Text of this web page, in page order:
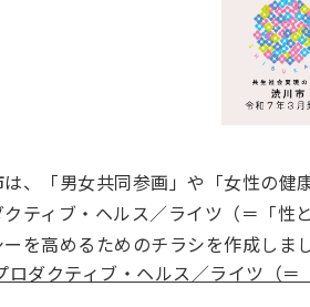
は、「男女共同参画」や「女性の健
クティブ・ヘルス／ライツ（＝「性
を高めるためのチラシを作成しまし
ロダクティブ・ヘルス／ライツ（